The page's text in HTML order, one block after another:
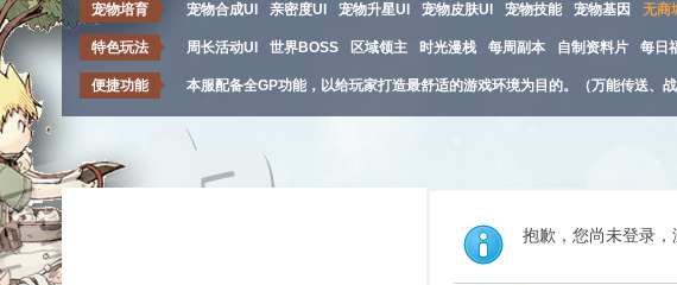
宠物培育 宠物合成UI 亲密度UI 宠物升星UI 宠物皮肤UI 宠物技能 宠物基因 无商
特色玩法 周长活动UI 世界BOSS 区域领主 时光漫栈 每周副本 自制资料片 每日
便捷功能 本服配备全GP功能，以给玩家打造最舒适的游戏环境为目的。（万能传送、
抱歉，您尚未登录